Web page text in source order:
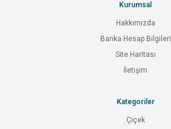
Kurumsal
Hakkımızda
Banka Hesap Bilgileri
Site Haritası
İletişim
Kategoriler
Çiçek